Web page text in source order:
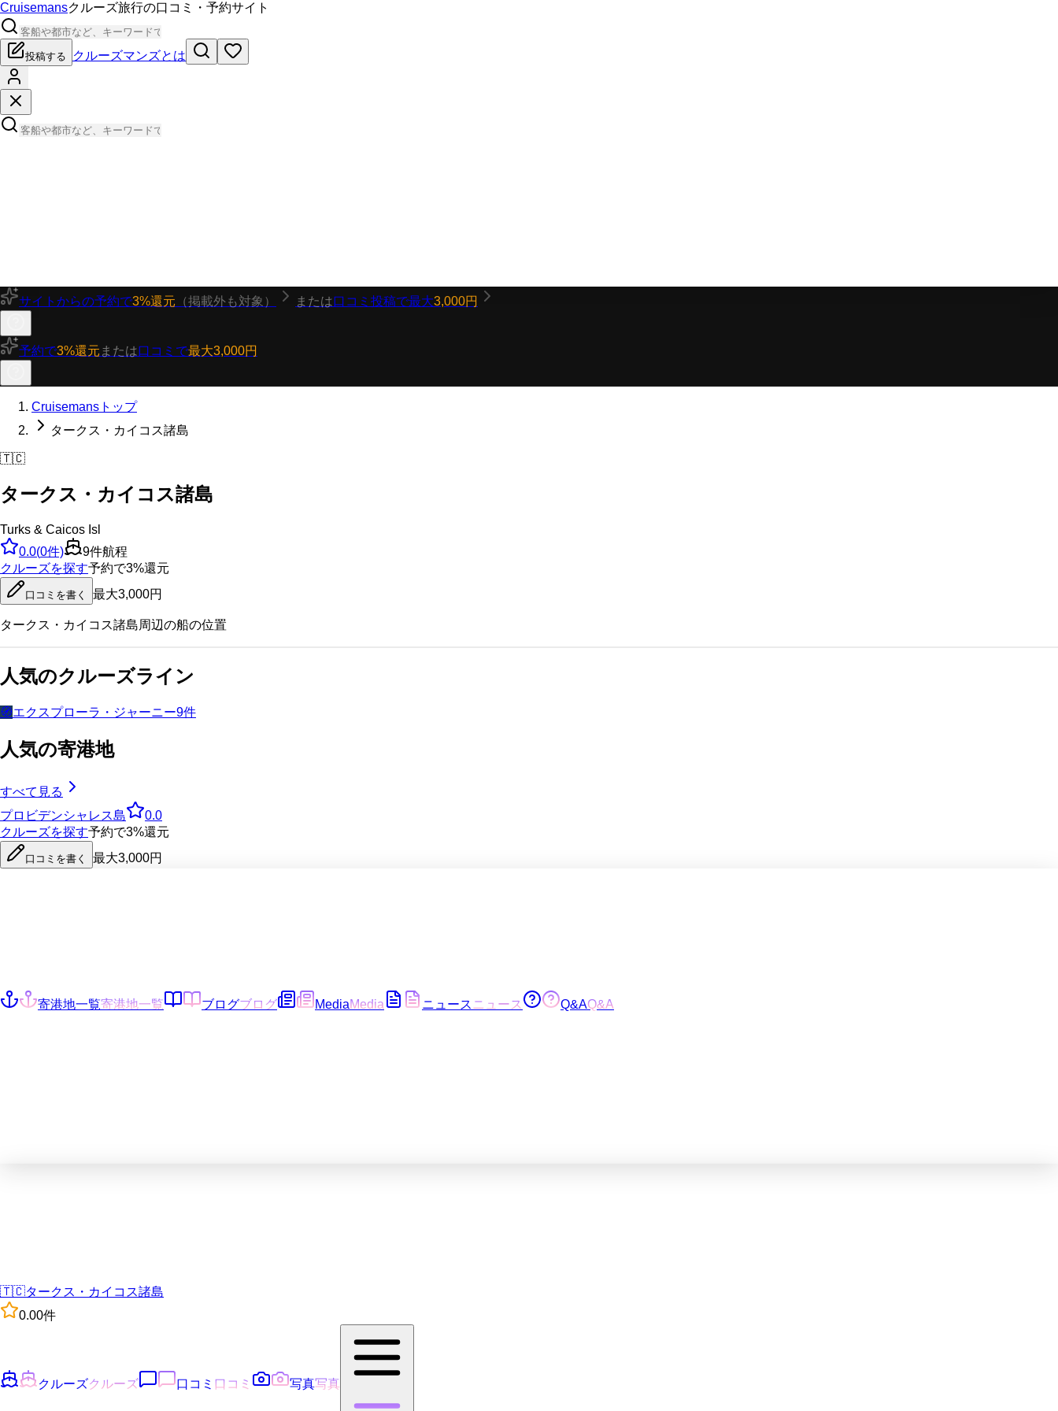
Cruisemansクルーズ旅行の口コミ・予約サイト
投稿する クルーズマンズとは
サイトからの予約で3%還元 （掲載外も対象） または口コミ投稿で最大3,000円
予約で3%還元 または口コミで最大3,000円
Cruisemansトップ
タークス・カイコス諸島
🇹🇨
タークス・カイコス諸島
Turks & Caicos Isl
0.0(0件) 9件航程
クルーズを探す予約で3%還元
口コミを書く 最大3,000円
タークス・カイコス諸島周辺の船の位置
人気のクルーズライン
🧭エクスプローラ・ジャーニー9件
人気の寄港地
すべて見る
プロビデンシャレス島
0.0
クルーズを探す予約で3%還元
口コミを書く 最大3,000円
寄港地一覧寄港地一覧 ブログブログ MediaMedia ニュースニュース Q&AQ&A
🇹🇨タークス・カイコス諸島
0.00件
クルーズクルーズ 口コミ 口コミ 写真写真